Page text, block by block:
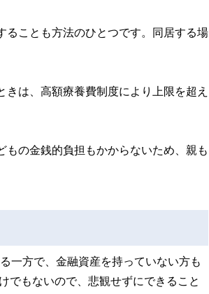
ることも方法のひとつです。同居する場
は、高額療養費制度により上限を超え
もの金銭的負担もかからないため、親も
一方で、金融資産を持っていない方も
でもないので、悲観せずにできること